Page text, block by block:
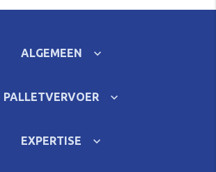
ALGEMEEN
PALLETVERVOER
EXPERTISE